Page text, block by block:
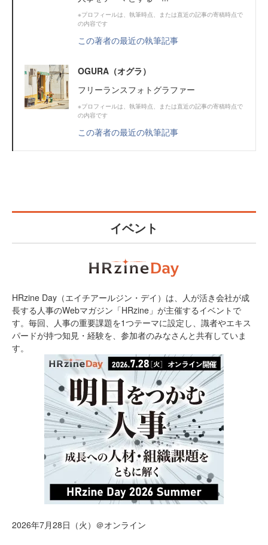
※プロフィールは、執筆時点、または直近の記事の寄稿時点で
の内容です
この著者の最近の執筆記事
OGURA（オグラ）
フリーランスフォトグラファー
※プロフィールは、執筆時点、または直近の記事の寄稿時点で
の内容です
この著者の最近の執筆記事
イベント
HRzine Day（エイチアールジン・デイ）は、人が活き会社が成
長する人事のWebマガジン「HRzine」が主催するイベントで
す。毎回、人事の重要課題を1つテーマに設定し、識者やエキス
パードが持つ知見・経験を、参加者のみなさんと共有していま
す。
2026年7月28日（火）＠オンライン